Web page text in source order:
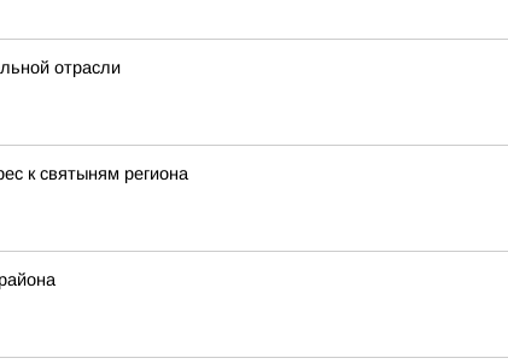
отрасли
к святыням региона